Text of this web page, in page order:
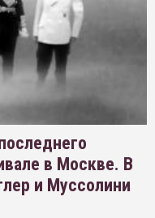
в Москве. В
и Муссолини